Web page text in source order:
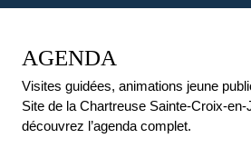
AGENDA
Visites guidées, animations jeune
Site de la Chartreuse Sainte-Croix-
découvrez l’agenda complet.